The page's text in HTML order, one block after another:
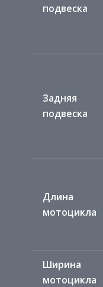
подвеска
Задняя
подвеска
Длина
мотоцикла
Ширина
мотоцикла